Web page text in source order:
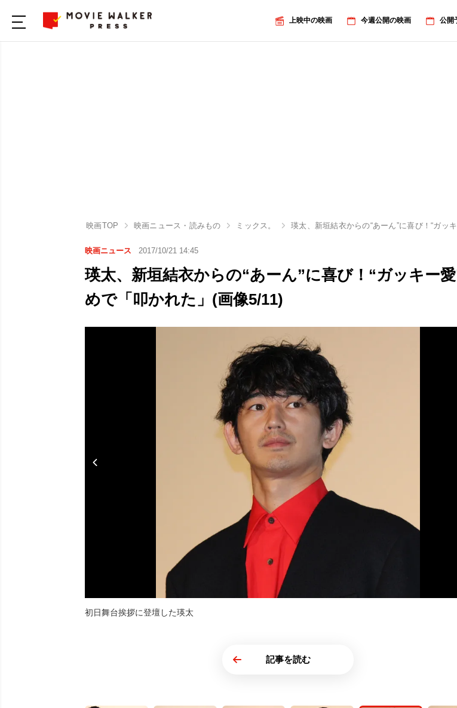
上映中の映画 今週公開の映画 公開
映画TOP 映画ニュース・読みもの ミックス。 瑛太、新垣結衣からの“あーん”に喜び！“ガッ
映画ニュース 2017/10/21 14:45
瑛太、新垣結衣からの“あーん”に喜び！“ガッキー
めで「叩かれた」(画像5/11)
初日舞台挨拶に登壇した瑛太
記事を読む